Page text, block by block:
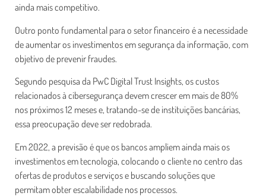
ainda mais competitivo.
Outro ponto fundamental para o setor financeiro é a necessidade
de aumentar os investimentos em segurança da informação, com
objetivo de prevenir fraudes.
Segundo pesquisa da PwC Digital Trust Insights, os custos
relacionados à cibersegurança devem crescer em mais de 80%
nos próximos 12 meses e, tratando-se de instituições bancárias,
essa preocupação deve ser redobrada.
Em 2022, a previsão é que os bancos ampliem ainda mais os
investimentos em tecnologia, colocando o cliente no centro das
ofertas de produtos e serviços e buscando soluções que
permitam obter escalabilidade nos processos.